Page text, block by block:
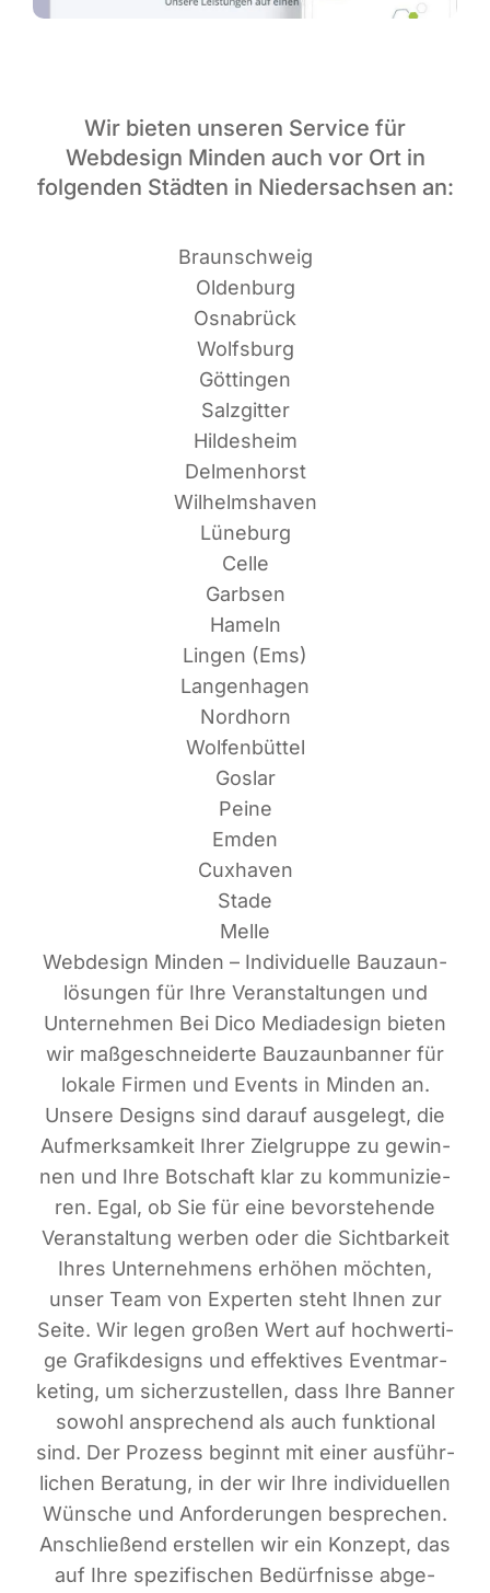
Wir bieten unseren Service für
Webdesign Minden auch vor Ort in
folgenden Städten in Niedersachsen an:
Braun­schweig
Oldenburg
Osnabrück
Wolfsburg
Göttingen
Salzgitter
Hildesheim
Delmenhorst
Wilhelmshaven
Lüneburg
Celle
Garbsen
Hameln
Lin­gen (Ems)
Langenhagen
Nordhorn
Wolfenbüttel
Goslar
Peine
Emden
Cuxhaven
Stade
Melle
Web­de­sign Min­den – Indi­vi­du­el­le Bau­zaun­
lösun­gen für Ihre Ver­an­stal­tun­gen und
Unter­neh­men Bei Dico Media­de­sign bie­ten
wir maß­ge­schnei­der­te Bau­zaun­ban­ner für
loka­le Fir­men und Events in Min­den an.
Unse­re Designs sind dar­auf aus­ge­legt, die
Auf­merk­sam­keit Ihrer Ziel­grup­pe zu gewin­
nen und Ihre Bot­schaft klar zu kom­mu­ni­zie­
ren. Egal, ob Sie für eine bevor­ste­hen­de
Ver­an­stal­tung wer­ben oder die Sicht­bar­keit
Ihres Unter­neh­mens erhö­hen möch­ten,
unser Team von Exper­ten steht Ihnen zur
Sei­te. Wir legen gro­ßen Wert auf hoch­wer­ti­
ge Gra­fik­de­signs und effek­ti­ves Event­mar­
ke­ting, um sicher­zu­stel­len, dass Ihre Ban­ner
sowohl anspre­chend als auch funk­tio­nal
sind. Der Pro­zess beginnt mit einer aus­führ­
li­chen Bera­tung, in der wir Ihre indi­vi­du­el­len
Wün­sche und Anfor­de­run­gen bespre­chen.
Anschlie­ßend erstel­len wir ein Kon­zept, das
auf Ihre spe­zi­fi­schen Bedürf­nis­se abge­